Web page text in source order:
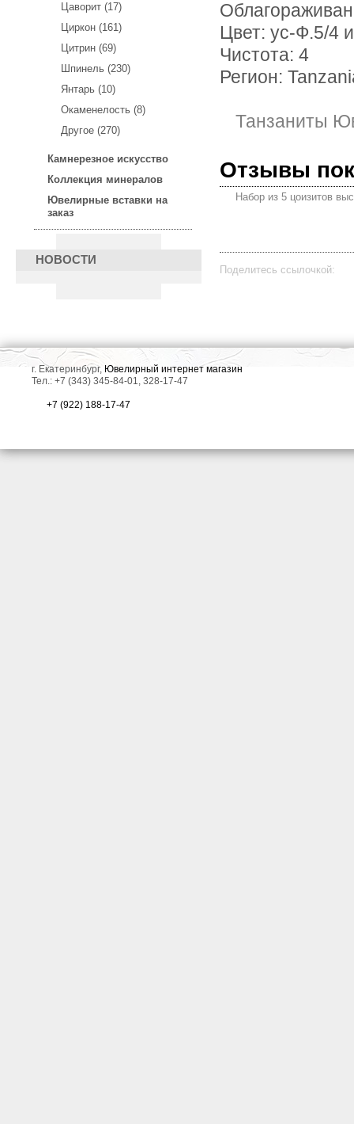
Цаворит (17)
Циркон (161)
Цитрин (69)
Шпинель (230)
Янтарь (10)
Окаменелость (8)
Другое (270)
Камнерезное искусство
Коллекция минералов
Ювелирные вставки на
заказ
НОВОСТИ
Цвет: ус-Ф.5/4
Чистота: 4
Регион:
Танзаниты
Отзывы
Набор из 5 цоизитов
Поделитесь ссылочкой:
г. Екатеринбург, Ювелирный интернет магазин
Тел.: +7 (343) 345-84-01, 328-17-47
+7 (922) 188-17-47